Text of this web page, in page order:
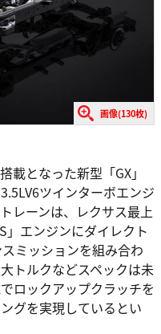
画像(130枚)
載となった新型「GX」
ツインターボエンジ
レーンは、レクサス最上
」エンジンにダイレクト
ミッションを組み合わ
トルクなどスペックは未
ロックアップクラッチを
グを実現しているとい